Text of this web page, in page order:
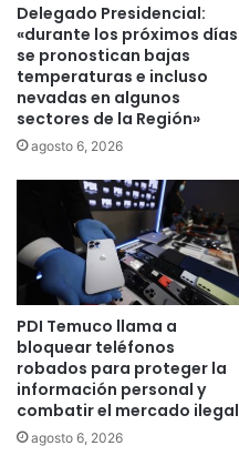
p
r
a
d
e
e
i
a
r
p
u
n
t
a
i
d
e
s
e
e
e
P
a
b
e
l
Delegado Presidencial:
«durante los próximos días
se pronostican bajas
temperaturas e incluso
nevadas en algunos
sectores de la Región»
agosto 6, 2026
PDI Temuco llama a
bloquear teléfonos
robados para proteger la
información personal y
combatir el mercado ilegal
agosto 6, 2026